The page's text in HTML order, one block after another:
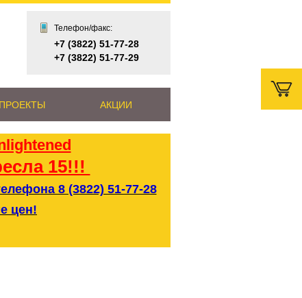
Телефон/факс:
+7 (3822) 51-77-28
+7 (3822) 51-77-29
АКЦИИ
15!!!
8 (3822) 51-77-28
цен!